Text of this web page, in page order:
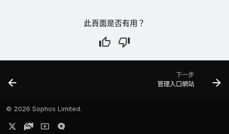
此頁面是否有用？
下一步
管理入口網站
© 2026 Sophos Limited.